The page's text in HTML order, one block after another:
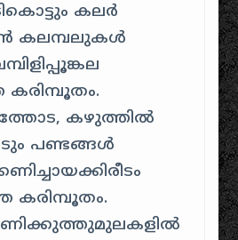
കലർ
കലമ്പലുകൾ
കരിമ്പൂതം.
കഴുത്തിൽ
പണ്ടങ്ങൾ
കരിമ്പൂതം.